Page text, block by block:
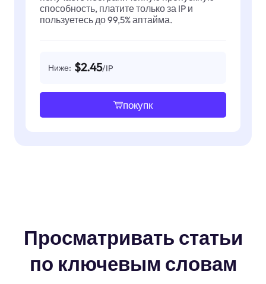
способность, платите только за IP и
пользуетесь до 99,5% аптайма.
Ниже: $2.45/IP
покупк
Просматривать статьи
по ключевым словам